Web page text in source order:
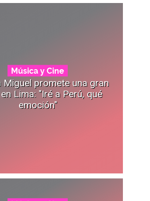
Música y Cine
Miguel promete una gran
Lima: "Iré a Perú, qué
emoción"